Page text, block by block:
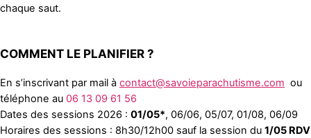
chaque saut.
COMMENT LE PLANIFIER ?
En s’inscrivant par mail à contact@savoieparachutisme.com ou
téléphone au 06 13 09 61 56
Dates des sessions 2026 : 01/05*, 06/06, 05/07, 01/08, 06/09
Horaires des sessions : 8h30/12h00 sauf la session du 1/05 RDV